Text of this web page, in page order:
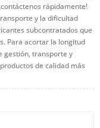
rápidamente!
y la dificultad
subcontratados que
Para acortar la longitud
gestión, transporte y
de calidad más